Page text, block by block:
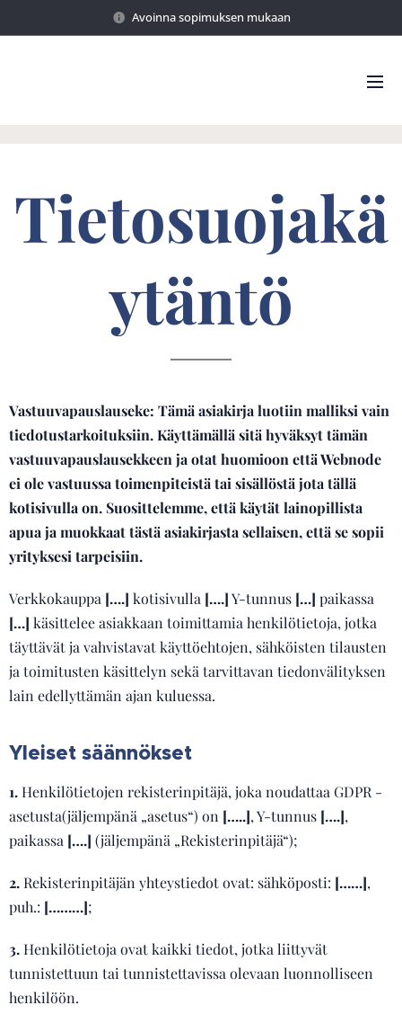
Avoinna sopimuksen mukaan
Tietosuojakä
ytäntö
Vastuuvapauslauseke: Tämä asiakirja luotiin malliksi vain
tiedotustarkoituksiin. Käyttämällä sitä hyväksyt tämän
vastuuvapauslausekkeen ja otat huomioon että Webnode
ei ole vastuussa toimenpiteistä tai sisällöstä jota tällä
kotisivulla on. Suosittelemme, että käytät lainopillista
apua ja muokkaat tästä asiakirjasta sellaisen, että se sopii
yrityksesi tarpeisiin.
Verkkokauppa [….] kotisivulla [….]Y-tunnus […] paikassa
[…] käsittelee asiakkaan toimittamia henkilötietoja, jotka
täyttävät ja vahvistavat käyttöehtojen, sähköisten tilausten
ja toimitusten käsittelyn sekä tarvittavan tiedonvälityksen
lain edellyttämän ajan kuluessa.
Yleiset säännökset
1.Henkilötietojen rekisterinpitäjä, joka noudattaa GDPR -
asetusta(jäljempänä „asetus“) on […..], Y-tunnus [….],
paikassa [….] (jäljempänä „Rekisterinpitäjä“);
2.Rekisterinpitäjän yhteystiedot ovat: sähköposti: [……],
puh.: [………];
3.Henkilötietoja ovat kaikki tiedot, jotka liittyvät
tunnistettuun tai tunnistettavissa olevaan luonnolliseen
henkilöön.